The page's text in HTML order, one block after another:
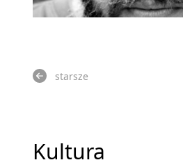
starsze
Kultura